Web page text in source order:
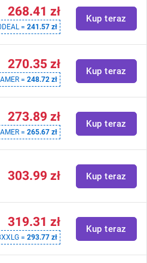
268.41 zł
=241.57 zł
Kup teraz
270.35 zł
=248.72 zł
Kup teraz
273.89 zł
=265.67 zł
Kup teraz
303.99 zł Kup teraz
319.31 zł
=293.77 zł
Kup teraz